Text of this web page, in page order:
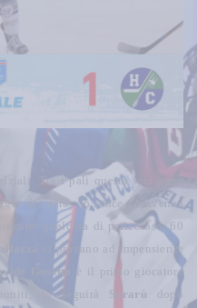
Tra i pali questa sera parte
del derby lo vince Chiavenna
qualcosa di pericoloso. 60
ci provano ad impensierire
Gosetto
è il primo giocatore
lo seguirà Sorarù dopo